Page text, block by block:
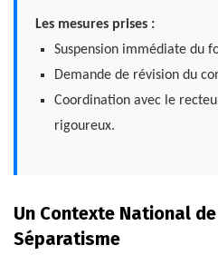
Les mesures prises :
Suspension immédiate du
Demande de révision du
Coordination avec le
rigoureux.
Un Contexte National
Séparatisme